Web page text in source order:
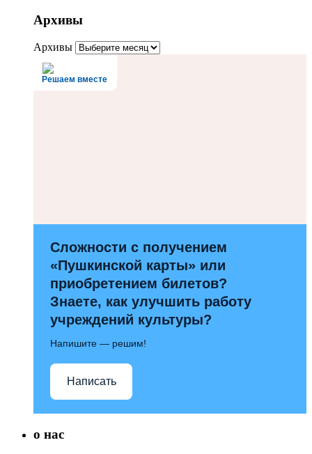
Архивы
Архивы
Решаем вместе
Сложности с получением
«Пушкинской карты» или
приобретением билетов?
Знаете, как улучшить работу
учреждений культуры?
Напишите — решим!
Написать
о нас